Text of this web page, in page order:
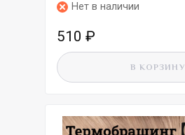
Нет в наличии
510 ₽
В КОРЗИНУ